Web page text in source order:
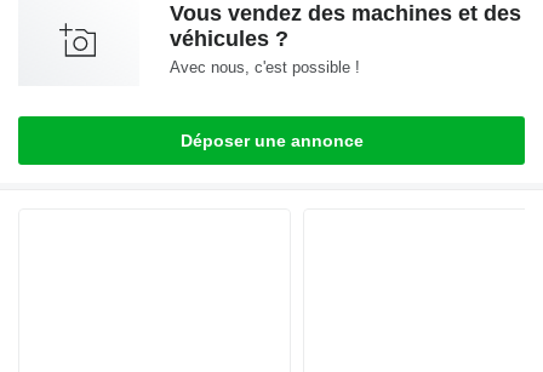
Vous vendez des machines et des
véhicules ?
Avec nous, c'est possible !
Déposer une annonce